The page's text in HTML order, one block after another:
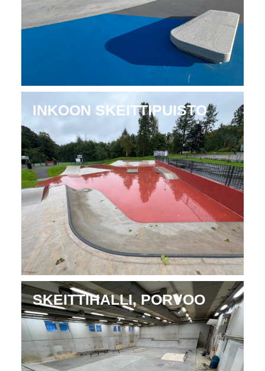
INKOON SKEITTIPUISTO
SKEITTIHALLI, PORVOO